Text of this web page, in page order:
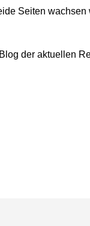
Seiten wachsen
der aktuellen
für die
Leistungen bei der